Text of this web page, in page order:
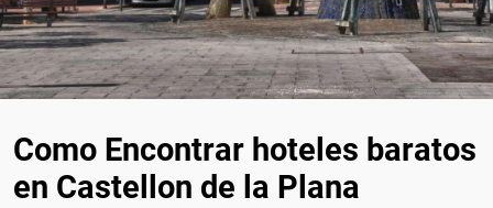
Como Encontrar hoteles baratos
en Castellon de la Plana